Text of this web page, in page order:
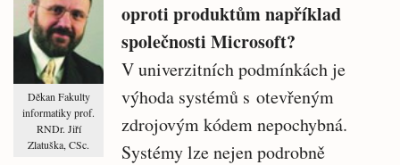
Děkan Fakulty
informatiky prof.
RNDr. Jiří
Zlatuška, CSc.
oproti produktům například
společnosti Microsoft?
V univerzitních podmínkách je
výhoda systémů s otevřeným
zdrojovým kódem nepochybná.
Systémy lze nejen podrobně